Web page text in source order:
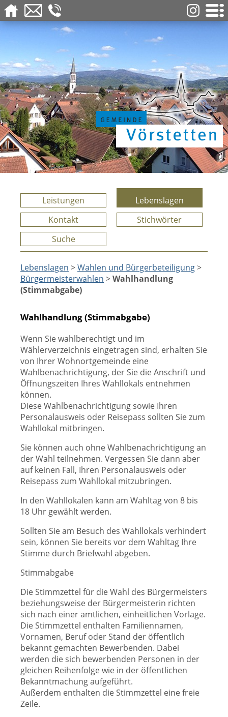
Leistungen
Lebenslagen
Kontakt
Stichwörter
Suche
Lebenslagen >Wahlen und Bürgerbeteiligung>
Bürgermeisterwahlen >Wahlhandlung
(Stimmabgabe)
Wahlhandlung (Stimmabgabe)
Wenn Sie wahlberechtigt und im
Wählerverzeichnis eingetragen sind, erhalten Sie
von Ihrer Wohnortgemeinde eine
Wahlbenachrichtigung, der Sie die Anschrift und
Öffnungszeiten Ihres Wahllokals entnehmen
können.
Diese Wahlbenachrichtigung sowie Ihren
Personalausweis oder Reisepass sollten Sie zum
Wahllokal mitbringen.
Sie können auch ohne Wahlbenachrichtigung an
der Wahl teilnehmen. Vergessen Sie dann aber
auf keinen Fall, Ihren Personalausweis oder
Reisepass zum Wahllokal mitzubringen.
In den Wahllokalen kann am Wahltag von 8 bis
18 Uhr gewählt werden.
Sollten Sie am Besuch des Wahllokals verhindert
sein, können Sie bereits vor dem Wahltag Ihre
Stimme durch Briefwahl abgeben.
Stimmabgabe
Die Stimmzettel für die Wahl des Bürgermeisters
beziehungsweise der Bürgermeisterin richten
sich nach einer amtlichen, einheitlichen Vorlage.
Die Stimmzettel enthalten Familiennamen,
Vornamen, Beruf oder Stand der öffentlich
bekannt gemachten Bewerbenden. Dabei
werden die sich bewerbenden Personen in der
gleichen Reihenfolge wie in der öffentlichen
Bekanntmachung aufgeführt.
Außerdem enthalten die Stimmzettel eine freie
Zeile.